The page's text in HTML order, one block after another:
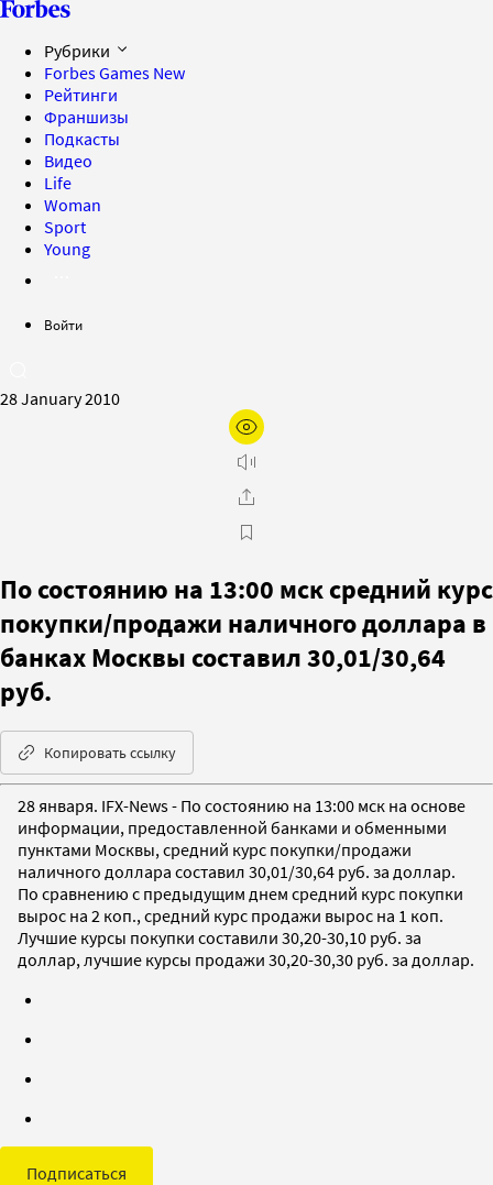
Рубрики
Forbes Games New
Рейтинги
Франшизы
Подкасты
Видео
Life
Woman
Sport
Young
Войти
28 January 2010
По состоянию на 13:00 мск средний курс
покупки/продажи наличного доллара в
банках Москвы составил 30,01/30,64
руб.
Копировать ссылку
28 января. IFX-News - По состоянию на 13:00 мск на основе
информации, предоставленной банками и обменными
пунктами Москвы, средний курс покупки/продажи
наличного доллара составил 30,01/30,64 руб. за доллар.
По сравнению с предыдущим днем средний курс покупки
вырос на 2 коп., средний курс продажи вырос на 1 коп.
Лучшие курсы покупки составили 30,20-30,10 руб. за
доллар, лучшие курсы продажи 30,20-30,30 руб. за доллар.
Подписаться